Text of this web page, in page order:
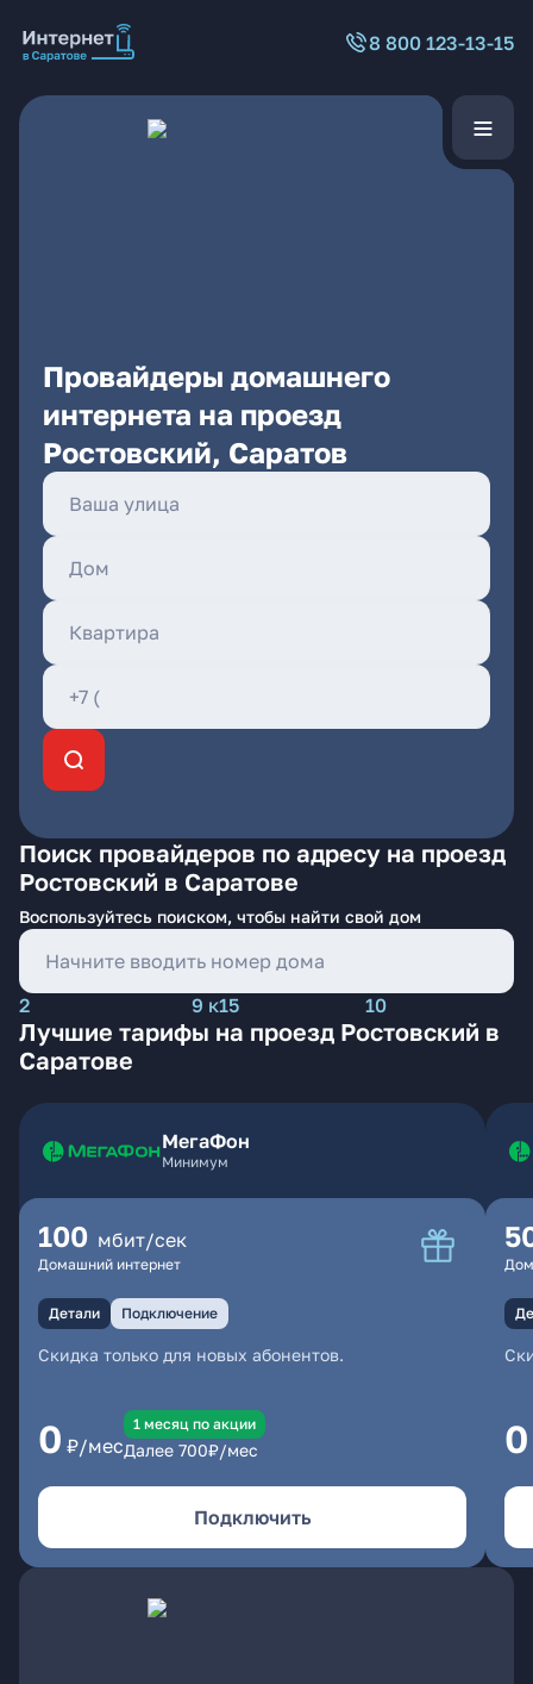
8 800 123-13-15
Провайдеры домашнего
интернета на проезд
Ростовский, Саратов
Поиск провайдеров по адресу на проезд
Ростовский в Саратове
Воспользуйтесь поиском, чтобы найти свой дом
2 9 к15 10
Лучшие тарифы на проезд Ростовский в
Саратове
МегаФон
Минимум
100 мбит/сек
Домашний интернет
Детали Подключение
Скидка только для новых абонентов.
0 ₽/мес
1 месяц по акции
Далее 700₽/мес
Подключить
0